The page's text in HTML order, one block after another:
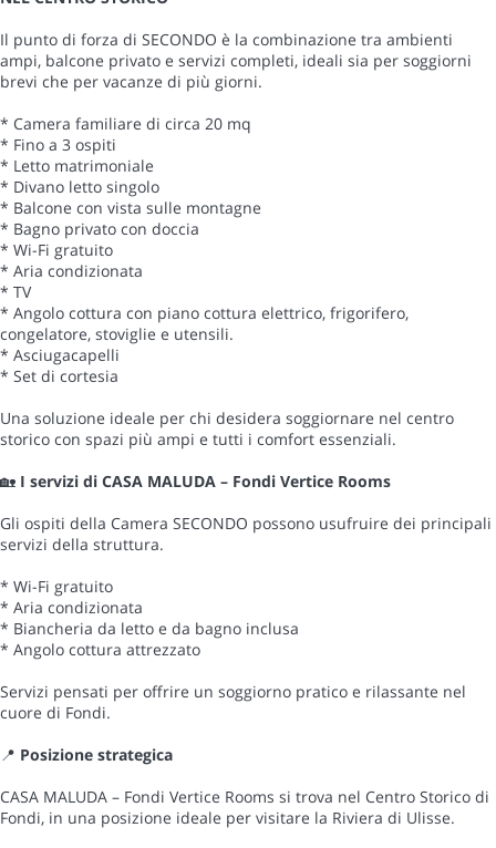
Il punto di forza di SECONDO è la combinazione tra ambienti
ampi, balcone privato e servizi completi, ideali sia per soggiorni
brevi che per vacanze di più giorni.
* Camera familiare di circa 20 mq
* Fino a 3 ospiti
* Letto matrimoniale
* Divano letto singolo
* Balcone con vista sulle montagne
* Bagno privato con doccia
* Wi-Fi gratuito
* Aria condizionata
* TV
* Angolo cottura con piano cottura elettrico, frigorifero,
congelatore, stoviglie e utensili.
* Asciugacapelli
* Set di cortesia
Una soluzione ideale per chi desidera soggiornare nel centro
storico con spazi più ampi e tutti i comfort essenziali.
🏡 I servizi di CASA MALUDA – Fondi Vertice Rooms
Gli ospiti della Camera SECONDO possono usufruire dei principali
servizi della struttura.
* Wi-Fi gratuito
* Aria condizionata
* Biancheria da letto e da bagno inclusa
* Angolo cottura attrezzato
Servizi pensati per offrire un soggiorno pratico e rilassante nel
cuore di Fondi.
📍 Posizione strategica
CASA MALUDA – Fondi Vertice Rooms si trova nel Centro Storico di
Fondi, in una posizione ideale per visitare la Riviera di Ulisse.